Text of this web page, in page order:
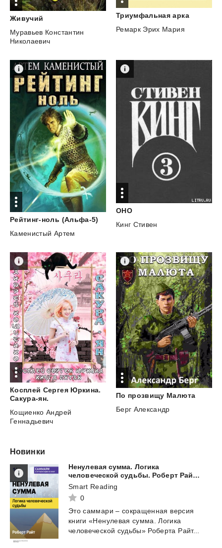
Живучий
Муравьев Константин
Николаевич
Триумфальная арка
Ремарк Эрих Мария
Рейтинг-ноль (Альфа-5)
Каменистый Артем
ОНО
Кинг Стивен
Косплей Сергея Юркина.
Сакура-ян.
Кощиенко Андрей
Геннадьевич
По прозвищу Малюта
Берг Александр
Новинки
Ненулевая сумма. Логика
человеческой судьбы. Роберт Райт. Саммари
Smart Reading
0
Это саммари – сокращенная версия
книги «Ненулевая сумма. Логика
человеческой судьбы» Роберта Райт...